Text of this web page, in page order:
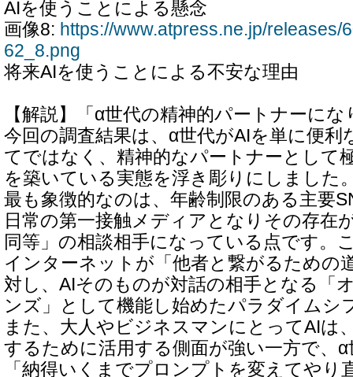
AIを使うことによる懸念
画像8: https://www.atpress.ne.jp/releases/
62_8.png
将来AIを使うことによる不安な理由
【解説】「α世代の精神的パートナーに
今回の調査結果は、α世代がAIを単に便
てではなく、精神的なパートナーとして
を築いている実態を浮き彫りにしました
最も象徴的なのは、年齢制限のある主要
日常の第一接触メディアとなりその存在
同等」の相談相手になっている点です。
インターネットが「他者と繋がるための
対し、AIそのものが対話の相手となる「
ンズ」として機能し始めたパラダイムシ
また、大人やビジネスマンにとってAIは
するために活用する側面が強い一方で、
「納得いくまでプロンプトを変えてやり